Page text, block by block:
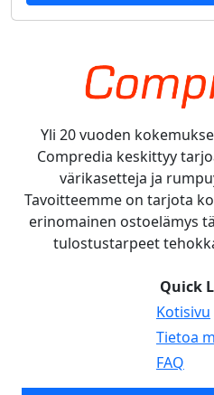
Yli 20 vuoden
Compredia keskittyy
värikasetteja ja
Tavoitteemme on tarjota
erinomainen ostoelämys
tulostustarpeet
Quick
Kotisivu
Tietoa
FAQ